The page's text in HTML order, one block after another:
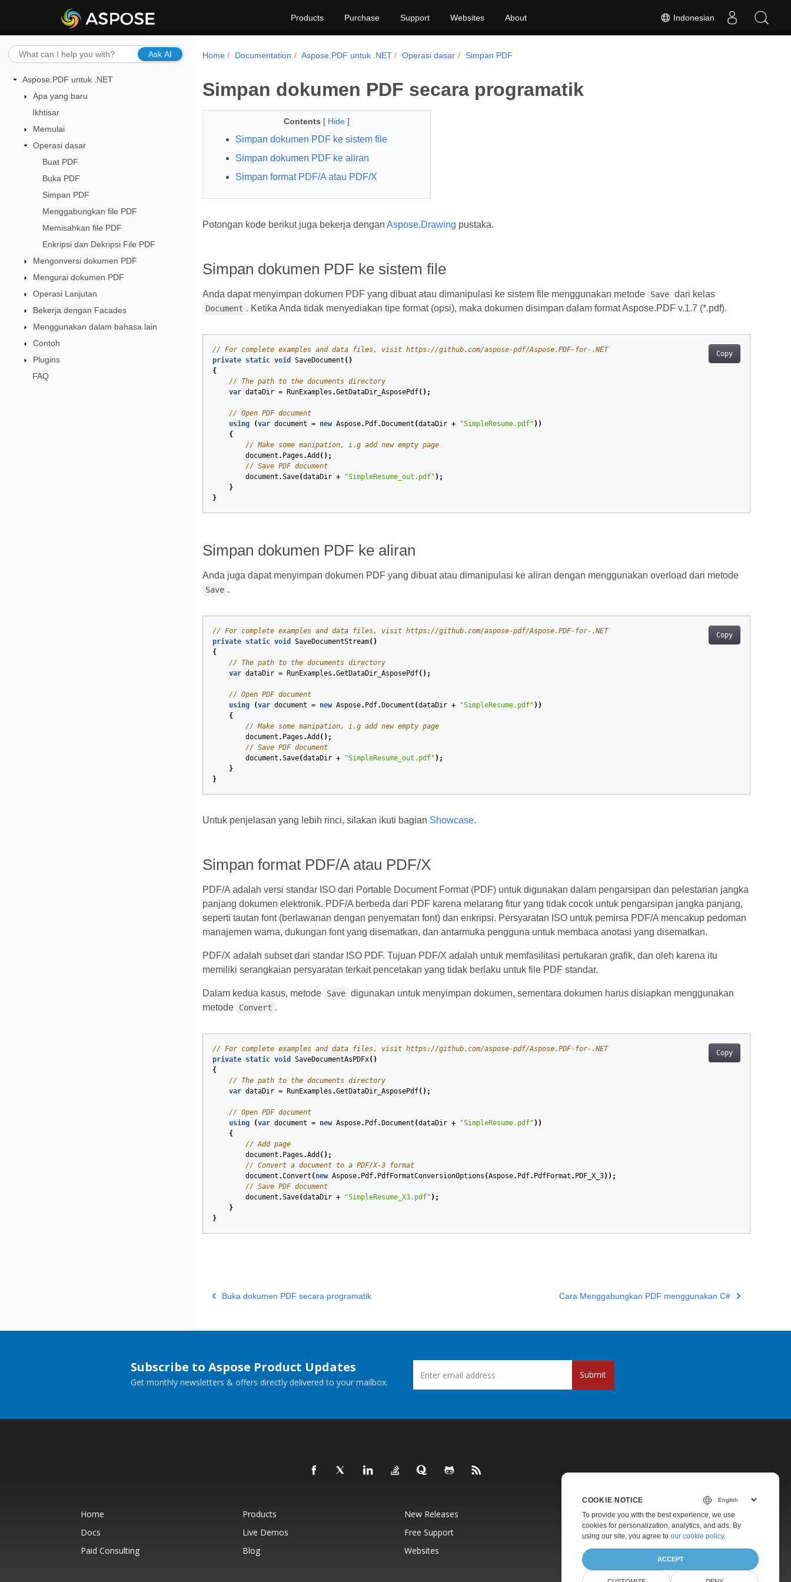
Indonesian
Products Purchase Support Websites About
Ask AI
Aspose.PDF untuk .NET
Apa yang baru
Ikhtisar
Memulai
Operasi dasar
Buat PDF
Buka PDF
Simpan PDF
Menggabungkan file PDF
Memisahkan file PDF
Enkripsi dan Dekripsi File PDF
Mengonversi dokumen PDF
Mengurai dokumen PDF
Operasi Lanjutan
Bekerja dengan Facades
Menggunakan dalam bahasa lain
Contoh
Plugins
FAQ
Home Documentation Aspose.PDF untuk .NET Operasi dasar Simpan PDF
Simpan dokumen PDF secara programatik
Contents [ Hide ]
Simpan dokumen PDF ke sistem file
Simpan dokumen PDF ke aliran
Simpan format PDF/A atau PDF/X
Potongan kode berikut juga bekerja dengan Aspose.Drawing pustaka.
Simpan dokumen PDF ke sistem file
Anda dapat menyimpan dokumen PDF yang dibuat atau dimanipulasi ke sistem file menggunakan metode Save dari kelas
Document . Ketika Anda tidak menyediakan tipe format (opsi), maka dokumen disimpan dalam format Aspose.PDF v.1.7 (*.pdf).
Copy
// For complete examples and data files, visit https://github.com/aspose-pdf/Aspose.PDF-for-.NET
private
static void SaveDocument ( )
{
// The path to the documents directory
var dataDir = RunExamples .GetDataDir_AsposePdf();
// Open PDF document
using
(var document = new Aspose. Pdf. Document (dataDir + "SimpleResume.pdf" ))
{
// Make some manipation, i.g add new empty page
document . Pages .Add ();
// Save PDF document
document .Save(dataDir + "SimpleResume_out.pdf" );
}
}
Simpan dokumen PDF ke aliran
Anda juga dapat menyimpan dokumen PDF yang dibuat atau dimanipulasi ke aliran dengan menggunakan overload dari metode
Save .
Copy
// For complete examples and data files, visit https://github.com/aspose-pdf/Aspose.PDF-for-.NET
private
static void SaveDocumentStream( )
{
// The path to the documents directory
var dataDir = RunExamples .GetDataDir_AsposePdf();
// Open PDF document
using
(var document = new Aspose. Pdf. Document (dataDir + "SimpleResume.pdf" ))
{
// Make some manipation, i.g add new empty page
document . Pages .Add ();
// Save PDF document
document .Save(dataDir + "SimpleResume_out.pdf" );
}
}
Untuk penjelasan yang lebih rinci, silakan ikuti bagian Showcase.
Simpan format PDF/A atau PDF/X
PDF/A adalah versi standar ISO dari Portable Document Format (PDF) untuk digunakan dalam pengarsipan dan pelestarian jangka
panjang dokumen elektronik. PDF/A berbeda dari PDF karena melarang fitur yang tidak cocok untuk pengarsipan jangka panjang,
seperti tautan font (berlawanan dengan penyematan font) dan enkripsi. Persyaratan ISO untuk pemirsa PDF/A mencakup pedoman
manajemen warna, dukungan font yang disematkan, dan antarmuka pengguna untuk membaca anotasi yang disematkan.
PDF/X adalah subset dari standar ISO PDF. Tujuan PDF/X adalah untuk memfasilitasi pertukaran grafik, dan oleh karena itu
memiliki serangkaian persyaratan terkait pencetakan yang tidak berlaku untuk file PDF standar.
Dalam kedua kasus, metode Save digunakan untuk menyimpan dokumen, sementara dokumen harus disiapkan menggunakan
metode
Convert .
Copy
// For complete examples and data files, visit https://github.com/aspose-pdf/Aspose.PDF-for-.NET
private
static void SaveDocumentAsPDFx( )
{
// The path to the documents directory
var dataDir = RunExamples .GetDataDir_AsposePdf();
// Open PDF document
using
(var document = new Aspose. Pdf. Document (dataDir + "SimpleResume.pdf" ))
{
// Add page
document . Pages .Add ();
// Convert a document to a PDF/X-3 format
document .Convert ( new Aspose. Pdf. PdfFormatConversionOptions (Aspose. Pdf. PdfFormat . PDF_X_3));
// Save PDF document
document .Save(dataDir + "SimpleResume_X3.pdf" );
}
}
Buka dokumen PDF secara programatik Cara Menggabungkan PDF menggunakan C#
Subscribe to Aspose Product Updates
Get monthly newsletters & offers directly delivered to your mailbox.
Submit
Home Products New Releases
Pricing
Docs
Live Demos Free Support
Paid Support
Paid Consulting
Blog Websites About
COOKIE NOTICE
To provide you with the best experience, we use
cookies for personalization, analytics, and ads. By
using our site, you agree to our cookie policy.
ACCEPT